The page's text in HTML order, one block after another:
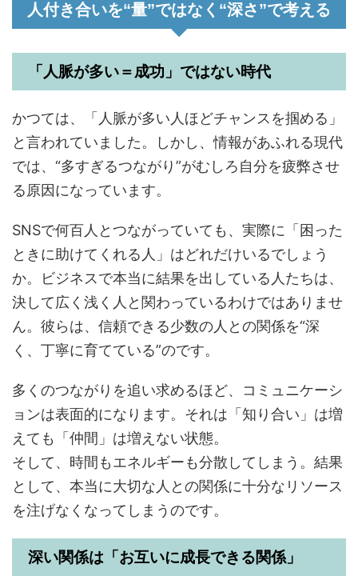
人付き合いを“量”ではなく“深さ”で考える
「人脈が多い＝成功」ではない時代
かつては、「人脈が多い人ほどチャンスを掴める」
と言われていました。しかし、情報があふれる現代
では、“多すぎるつながり”がむしろ自分を疲弊させ
る原因になっています。
SNSで何百人とつながっていても、実際に「困った
ときに助けてくれる人」はどれだけいるでしょう
か。ビジネスで本当に結果を出している人たちは、
決して広く浅く人と関わっているわけではありませ
ん。彼らは、信頼できる少数の人との関係を“深
く、丁寧に育てている”のです。
多くのつながりを追い求めるほど、コミュニケーシ
ョンは表面的になります。それは「知り合い」は増
えても「仲間」は増えない状態。
そして、時間もエネルギーも分散してしまう。結果
として、本当に大切な人との関係に十分なリソース
を注げなくなってしまうのです。
深い関係は「お互いに成長できる関係」